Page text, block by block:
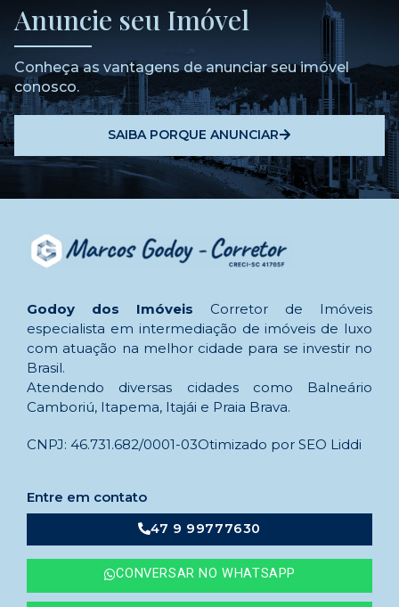
Anuncie seu Imóvel
Conheça as vantagens de anunciar seu imóvel
conosco.
SAIBA PORQUE ANUNCIAR
Godoy dos Imóveis Corretor de Imóveis
especialista em intermediação de imóveis de luxo
com atuação na melhor cidade para se investir no
Brasil.
Atendendo diversas cidades como Balneário
Camboriú, Itapema, Itajái e Praia Brava.
CNPJ: 46.731.682/0001-03Otimizado por SEO Liddi
Entre em contato
47 9 99777630
CONVERSAR NO WHATSAPP